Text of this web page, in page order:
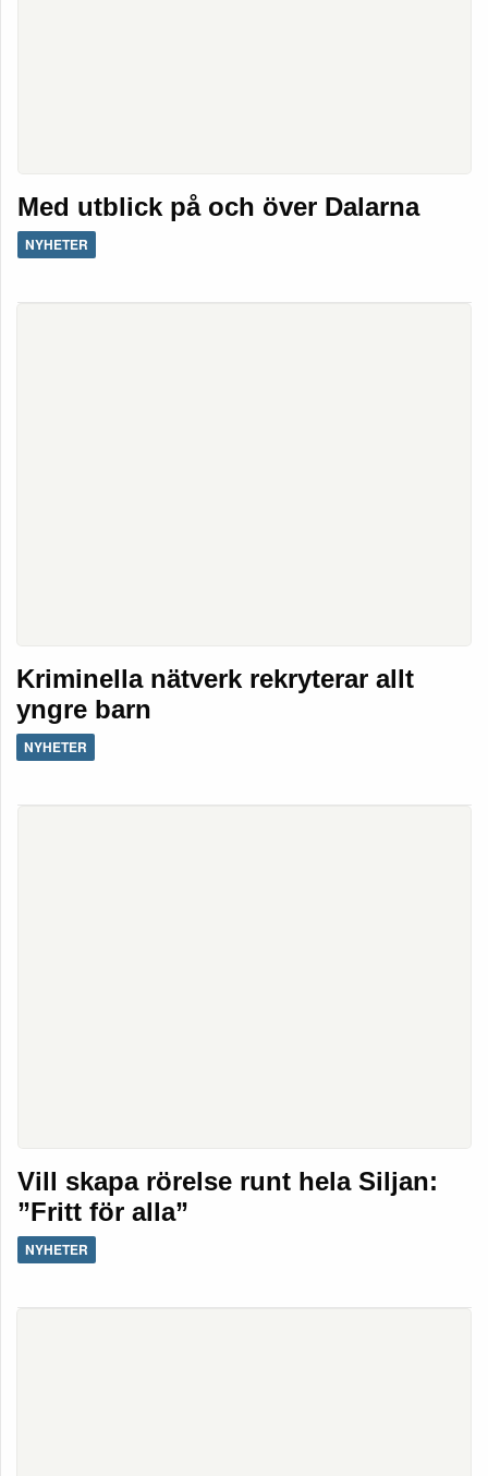
Med utblick på och över Dalarna
NYHETER
Kriminella nätverk rekryterar allt
yngre barn
NYHETER
Vill skapa rörelse runt hela Siljan:
”Fritt för alla”
NYHETER